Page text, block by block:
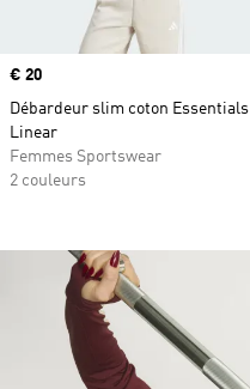
Prix
€ 20
Débardeur slim coton Essentials
Linear
Femmes Sportswear
2 couleurs